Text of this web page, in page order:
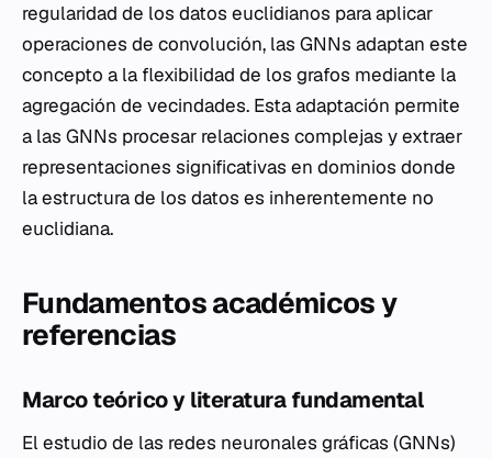
regularidad de los datos euclidianos para aplicar
operaciones de convolución, las GNNs adaptan este
concepto a la flexibilidad de los grafos mediante la
agregación de vecindades. Esta adaptación permite
a las GNNs procesar relaciones complejas y extraer
representaciones significativas en dominios donde
la estructura de los datos es inherentemente no
euclidiana.
Fundamentos académicos y
referencias
Marco teórico y literatura fundamental
El estudio de las redes neuronales gráficas (GNNs)